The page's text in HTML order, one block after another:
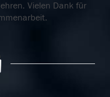
Vielen Dank für